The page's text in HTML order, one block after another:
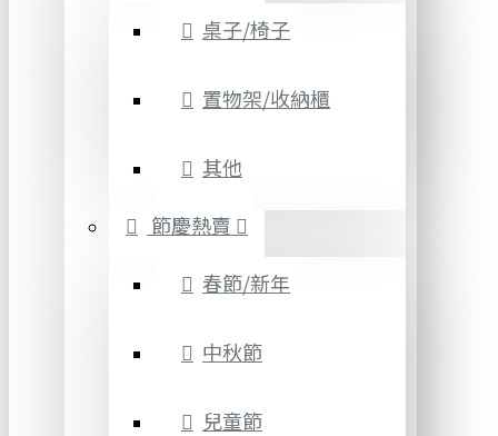
桌子/椅子
置物架/收納櫃
其他
節慶熱賣
春節/新年
中秋節
兒童節